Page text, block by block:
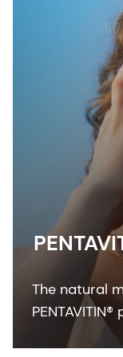
The natural
all facial